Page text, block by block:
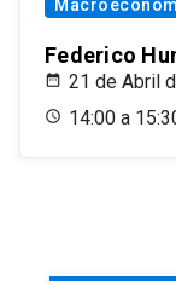
Federico
21 de Abril
14:00 a